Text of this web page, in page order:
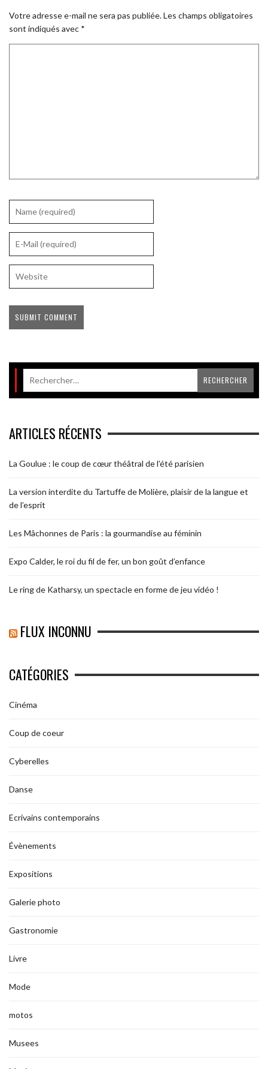
Votre adresse e-mail ne sera pas publiée.Les champs obligatoires
sont indiqués avec *
ARTICLES RÉCENTS
La Goulue : le coup de cœur théâtral de l’été parisien
La version interdite du Tartuffe de Molière, plaisir de la langue et
de l’esprit
Les Mâchonnes de Paris : la gourmandise au féminin
Expo Calder, le roi du fil de fer, un bon goût d’enfance
Le ring de Katharsy, un spectacle en forme de jeu vidéo !
FLUX INCONNU
CATÉGORIES
Cinéma
Coup de coeur
Cyberelles
Danse
Ecrivains contemporains
Évènements
Expositions
Galerie photo
Gastronomie
Livre
Mode
motos
Musees